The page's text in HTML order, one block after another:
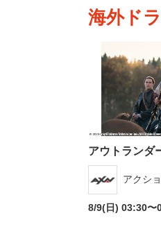
エンタメをもっ
番組ジャンル
海外ド
アウトランダ
アクシ
8/9(日) 03:30〜